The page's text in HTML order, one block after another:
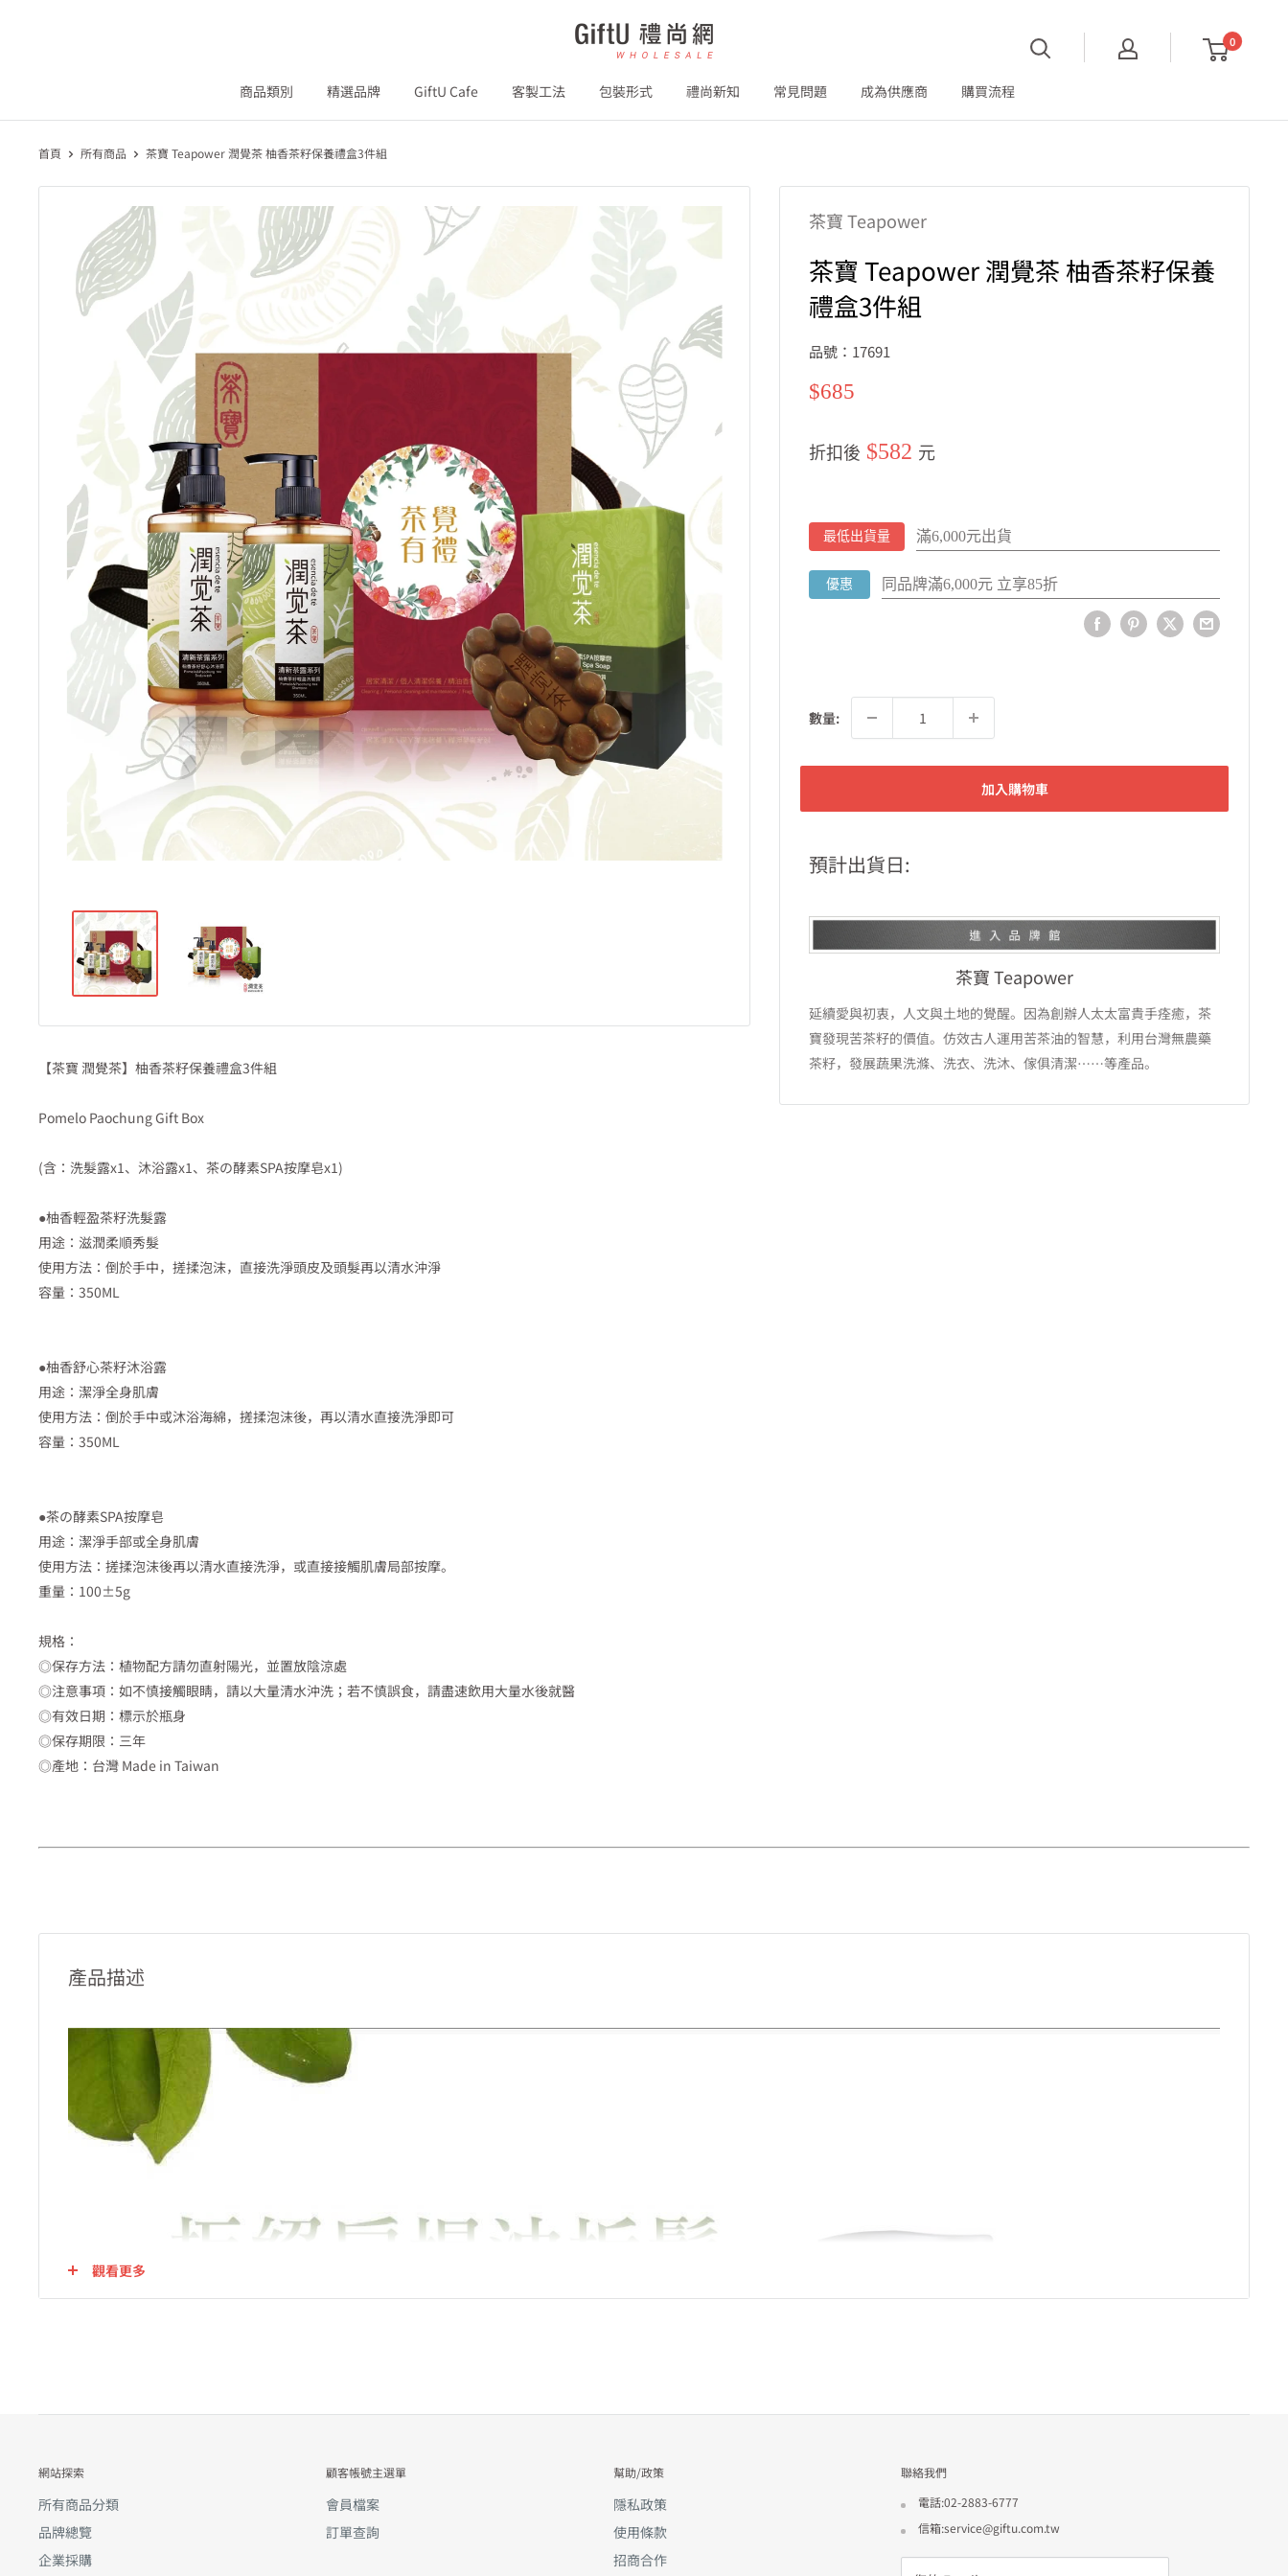
GiftU
0
商品類別 精選品牌 GiftU Cafe 客製工法 包裝形式 禮尚新知 常見問題 成為供應商 購買流程
首頁 所有商品 茶寶 Teapower 潤覺茶 柚香茶籽保養禮盒3件組
茶寶 Teapower
茶寶 Teapower 潤覺茶 柚香茶籽保養
禮盒3件組
品號：17691
特
$685
折扣後 $582 元
最低出貨量 滿6,000元出貨
優惠 同品牌滿6,000元 立享85折
數量:
加入購物車
預計出貨日:
茶寶 Teapower
延續愛與初衷，人文與土地的覺醒。因為創辦人太太富貴手痊癒，茶
寶發現苦茶籽的價值。仿效古人運用苦茶油的智慧，利用台灣無農藥
茶籽，發展蔬果洗滌、洗衣、洗沐、傢俱清潔⋯⋯等產品。
【茶寶 潤覺茶】柚香茶籽保養禮盒3件組
Pomelo Paochung Gift Box
(含：洗髮露x1、沐浴露x1、茶の酵素SPA按摩皂x1)
●柚香輕盈茶籽洗髮露
用途：滋潤柔順秀髮
使用方法：倒於手中，搓揉泡沫，直接洗淨頭皮及頭髮再以清水沖淨
容量：350ML
●柚香舒心茶籽沐浴露
用途：潔淨全身肌膚
使用方法：倒於手中或沐浴海綿，搓揉泡沫後，再以清水直接洗淨即可
容量：350ML
●茶の酵素SPA按摩皂
用途：潔淨手部或全身肌膚
使用方法：搓揉泡沫後再以清水直接洗淨，或直接接觸肌膚局部按摩。
重量：100±5g
規格：
◎保存方法：植物配方請勿直射陽光，並置放陰涼處
◎注意事項：如不慎接觸眼睛，請以大量清水沖洗；若不慎誤食，請盡速飲用大量水後就醫
◎有效日期：標示於瓶身
◎保存期限：三年
◎產地：台灣 Made in Taiwan
產品描述
觀看更多
網站探索
所有商品分類
品牌總覽
企業採購
顧客帳號主選單
會員檔案
訂單查詢
幫助/政策
隱私政策
使用條款
招商合作
聯絡我們
電話:02-2883-6777
信箱:service@giftu.com.tw